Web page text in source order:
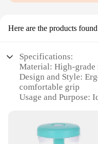
Here are the products
Specifications:
Material: High-grade
Design and Style:
comfortable grip
Usage and Purpose:
Shape or Size or
sets for